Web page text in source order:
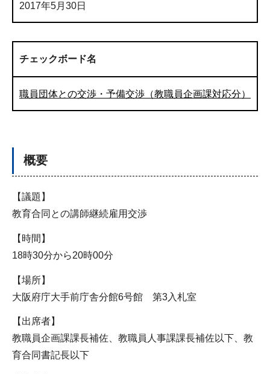
2017年5月30日
チェックボード名
職員団体との交渉・予備交渉（教職員企画課対応分）
概要
【議題】
教育合同との講師継続雇用交渉
【時間】
18時30分から20時00分
【場所】
大阪府庁大手前庁舎分館6号館 第3入札室
【出席者】
教職員企画課課長補佐、教職員人事課課長補佐以下、教
育合同書記長以下